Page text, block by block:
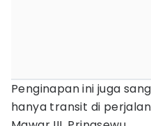
Penginapan ini juga
hanya transit di